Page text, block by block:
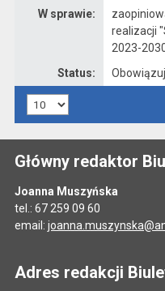
W sprawie:
realizacji
2023-
Status:
Główny redaktor
Joanna Muszyńska
tel.: 67 259 09 60
email:
Adres redakcji